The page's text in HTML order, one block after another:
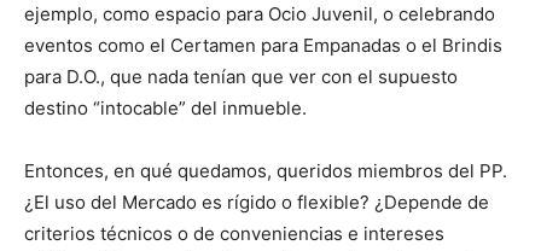
ejemplo, como espacio para Ocio Juvenil, o celebrando
eventos como el Certamen para Empanadas o el Brindis
para D.O., que nada tenían que ver con el supuesto
destino “intocable” del inmueble.
Entonces, en qué quedamos, queridos miembros del PP.
¿El uso del Mercado es rígido o flexible? ¿Depende de
criterios técnicos o de conveniencias e intereses